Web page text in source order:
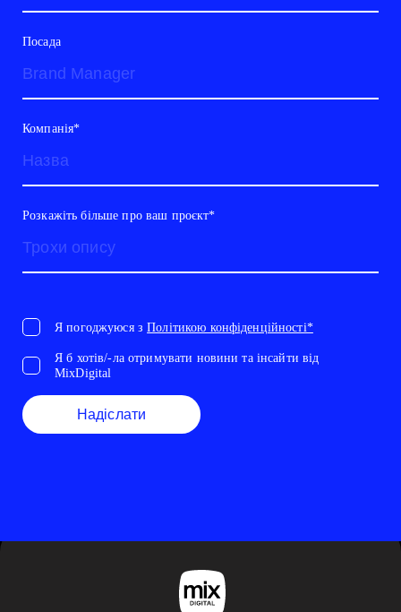
Посада
Компанія*
Розкажіть більше про ваш проєкт*
Я погоджуюся зПолітикою конфіденційності*
Я б хотів/-ла отримувати новини та інсайти від
MixDigital
Надіслати